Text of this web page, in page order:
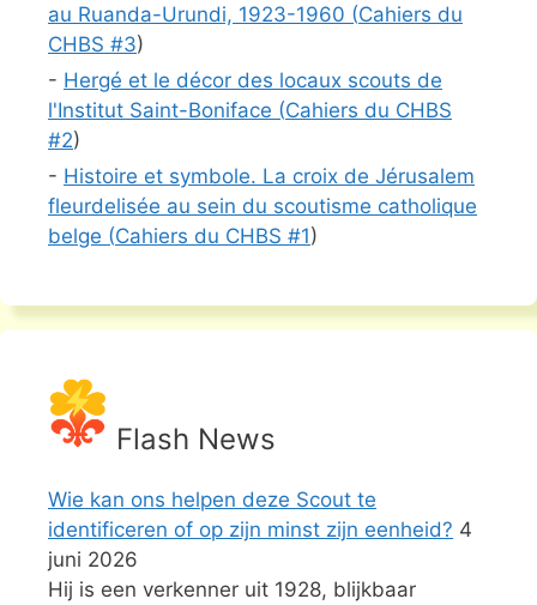
au Ruanda-Urundi, 1923-1960 (Cahiers du
CHBS #3)
- Hergé et le décor des locaux scouts de
l'Institut Saint-Boniface (Cahiers du CHBS
#2)
- Histoire et symbole. La croix de Jérusalem
fleurdelisée au sein du scoutisme catholique
belge (Cahiers du CHBS #1)
Flash News
Wie kan ons helpen deze Scout te
identificeren of op zijn minst zijn eenheid? 4
juni 2026
Hij is een verkenner uit 1928, blijkbaar